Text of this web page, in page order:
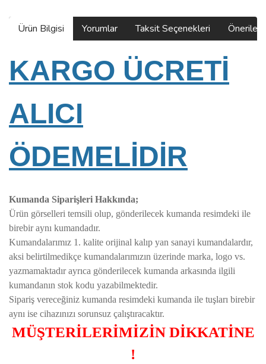
Ürün Bilgisi Yorumlar Taksit Seçenekleri
KARGO ÜCRETİ
ALICI
ÖDEMELİDİR
Kumanda Siparişleri Hakkında;
Ürün görselleri temsili olup, gönderilecek kumanda resimdeki ile
birebir aynı kumandadır.
Kumandalarımız 1. kalite orijinal kalıp yan sanayi kumandalardır,
aksi belirtilmedikçe kumandalarımızın üzerinde marka, logo vs.
yazmamaktadır ayrıca gönderilecek kumanda arkasında ilgili
kumandanın stok kodu yazabilmektedir.
Sipariş vereceğiniz kumanda resimdeki kumanda ile tuşları birebir
aynı ise cihazınızı sorunsuz çalıştıracaktır.
MÜŞTERİLERİMİZİN DİKKATİNE
!